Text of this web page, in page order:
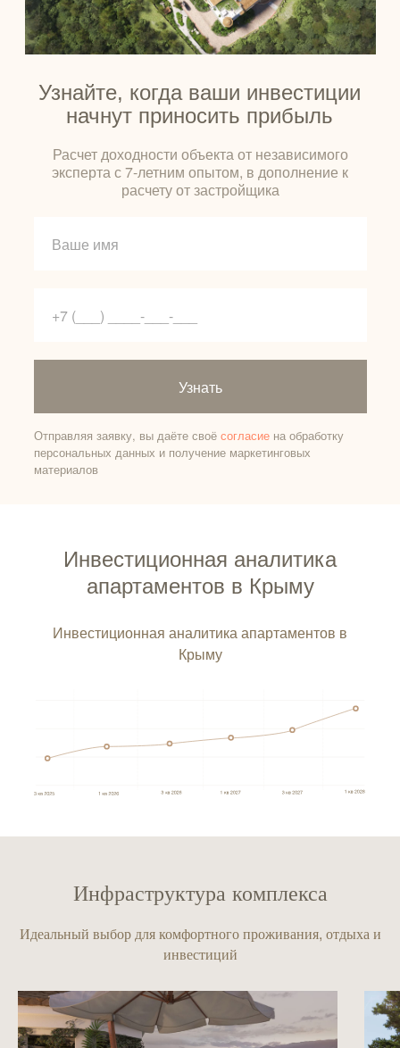
Узнать
Отправляя заявку, вы даёте своё согласиена обработку
персональных данных и получение маркетинговых
материалов
Расчет доходности объекта от независимого
эксперта с 7-летним опытом, в дополнение к
расчету от застройщика
Узнайте, когда ваши инвестиции
начнут приносить прибыль
Инвестиционная аналитика
апартаментов в Крыму
Инвестиционная аналитика апартаментов в
Крыму
Инфраструктура комплекса
Идеальный выбор для комфортного проживания, отдыха и
инвестиций